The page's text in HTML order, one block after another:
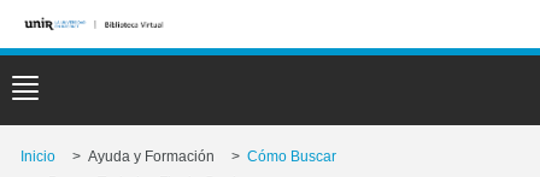
Mostrar
navegación
Inicio > Ayuda y Formación > Cómo Buscar